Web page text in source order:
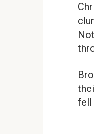
fell